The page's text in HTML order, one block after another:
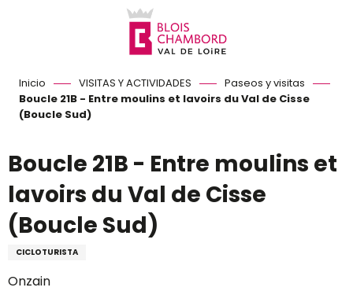
Inicio VISITAS Y ACTIVIDADES
Paseos y visitas
Boucle 21B - Entre moulins et lavoirs du Val de Cisse
(Boucle Sud)
Boucle 21B - Entre moulins et
lavoirs du Val de Cisse
(Boucle Sud)
CICLOTURISTA
Onzain